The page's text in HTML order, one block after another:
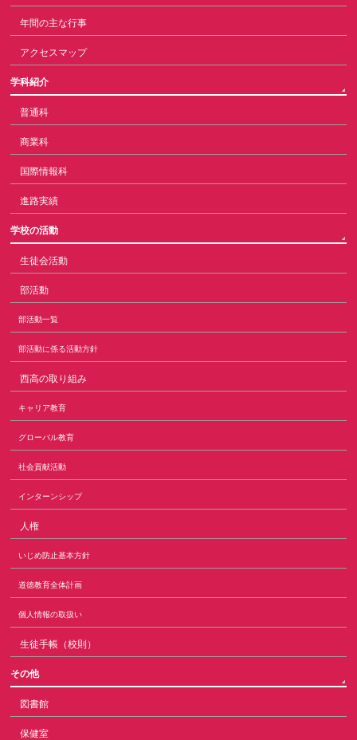
年間の主な行事
アクセスマップ
学科紹介
普通科
商業科
国際情報科
進路実績
学校の活動
生徒会活動
部活動
部活動一覧
部活動に係る活動方針
西高の取り組み
キャリア教育
グローバル教育
社会貢献活動
インターンシップ
人権
いじめ防止基本方針
道徳教育全体計画
個人情報の取扱い
生徒手帳（校則）
その他
図書館
保健室